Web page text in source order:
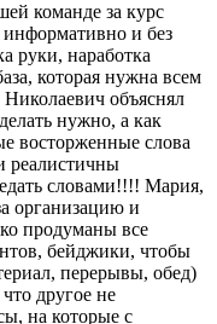
команде за курс
информативно и без
руки, наработка
которая нужна всем
объяснял
нужно, а как
восторженные слова
реалистичны
словами!!!! Мария,
организацию и
продуманы все
бейджики, чтобы
перерывы, обед)
другое не
на которые с